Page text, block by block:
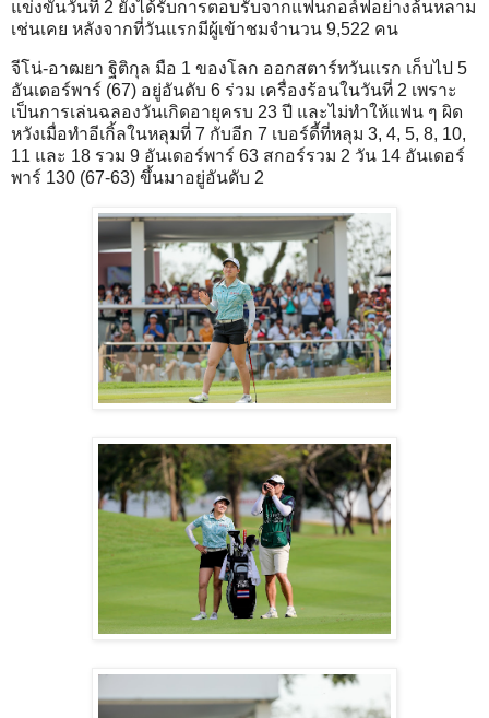
แข่งขันวันที่ 2 ยังได้รับการตอบรับจากแฟนกอล์ฟอย่างล้นหลาม
เช่นเคย หลังจากที่วันแรกมีผู้เข้าชมจำนวน 9,522 คน
จีโน่-อาฒยา ฐิติกุล มือ 1 ของโลก ออกสตาร์ทวันแรก เก็บไป 5
อันเดอร์พาร์ (67) อยู่อันดับ 6 ร่วม เครื่องร้อนในวันที่ 2 เพราะ
เป็นการเล่นฉลองวันเกิดอายุครบ 23 ปี และไม่ทำให้แฟน ๆ ผิด
หวังเมื่อทำอีเกิ้ลในหลุมที่ 7 กับอีก 7 เบอร์ดี้ที่หลุม 3, 4, 5, 8, 10,
11 และ 18 รวม 9 อันเดอร์พาร์ 63 สกอร์รวม 2 วัน 14 อันเดอร์
พาร์ 130 (67-63) ขึ้นมาอยู่อันดับ 2